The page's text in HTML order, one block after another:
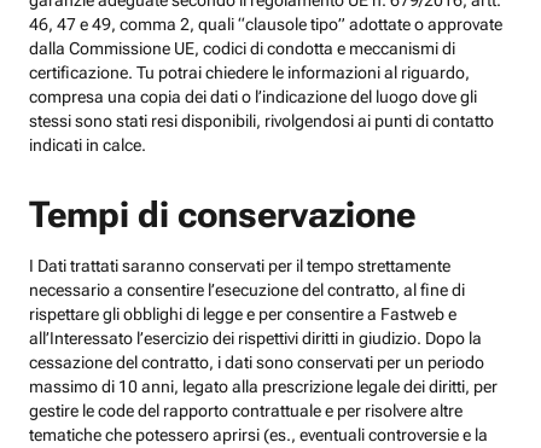
46, 47 e 49, comma 2, quali “clausole tipo” adottate o approvate
dalla Commissione UE, codici di condotta e meccanismi di
certificazione. Tu potrai chiedere le informazioni al riguardo,
compresa una copia dei dati o l’indicazione del luogo dove gli
stessi sono stati resi disponibili, rivolgendosi ai punti di contatto
indicati in calce.
Tempi di conservazione
I Dati trattati saranno conservati per il tempo strettamente
necessario a consentire l’esecuzione del contratto, al fine di
rispettare gli obblighi di legge e per consentire a Fastweb e
all’Interessato l’esercizio dei rispettivi diritti in giudizio. Dopo la
cessazione del contratto, i dati sono conservati per un periodo
massimo di 10 anni, legato alla prescrizione legale dei diritti, per
gestire le code del rapporto contrattuale e per risolvere altre
tematiche che potessero aprirsi (es., eventuali controversie e la